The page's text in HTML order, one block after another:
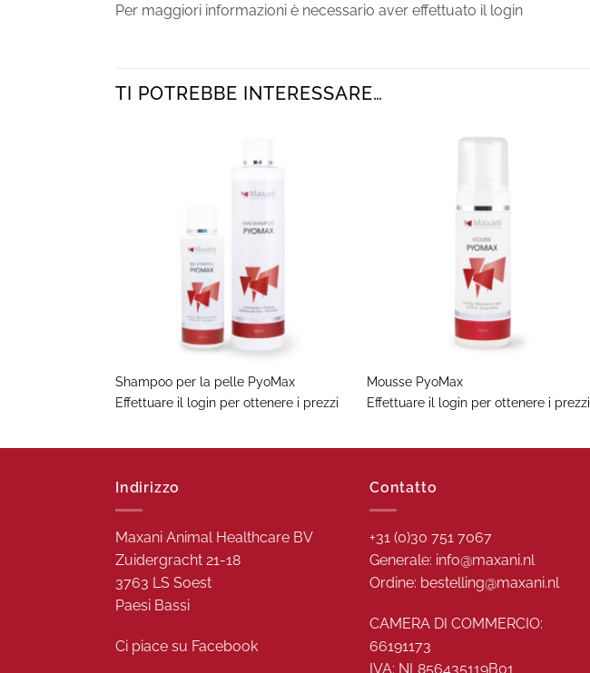
Per maggiori informazioni è necessario aver effettuato il login
TI POTREBBE INTERESSARE…
Shampoo per la pelle PyoMax
Effettuare il login per ottenere i prezzi
Mousse PyoMax
Effettuare il login per ottenere i prezzi
Indirizzo
Maxani Animal Healthcare BV
Zuidergracht 21-18
3763 LS Soest
Paesi Bassi
Ci piace su Facebook
Contatto
+31 (0)30 751 7067
Generale: info@maxani.nl
Ordine: bestelling@maxani.nl
CAMERA DI COMMERCIO:
66191173
IVA: NL856435119B01